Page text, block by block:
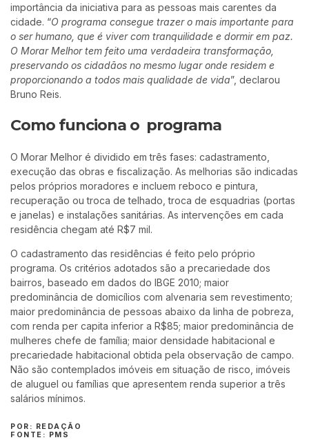
importância da iniciativa para as pessoas mais carentes da
cidade. “O programa consegue trazer o mais importante para
o ser humano, que é viver com tranquilidade e dormir em paz.
O Morar Melhor tem feito uma verdadeira transformação,
preservando os cidadãos no mesmo lugar onde residem e
proporcionando a todos mais qualidade de vida”, declarou
Bruno Reis.
Como funciona o programa
O Morar Melhor é dividido em três fases: cadastramento,
execução das obras e fiscalização. As melhorias são indicadas
pelos próprios moradores e incluem reboco e pintura,
recuperação ou troca de telhado, troca de esquadrias (portas
e janelas) e instalações sanitárias. As intervenções em cada
residência chegam até R$7 mil.
O cadastramento das residências é feito pelo próprio
programa. Os critérios adotados são a precariedade dos
bairros, baseado em dados do IBGE 2010; maior
predominância de domicílios com alvenaria sem revestimento;
maior predominância de pessoas abaixo da linha de pobreza,
com renda per capita inferior a R$85; maior predominância de
mulheres chefe de família; maior densidade habitacional e
precariedade habitacional obtida pela observação de campo.
Não são contemplados imóveis em situação de risco, imóveis
de aluguel ou famílias que apresentem renda superior a três
salários mínimos.
POR: REDAÇÃO
FONTE: PMS